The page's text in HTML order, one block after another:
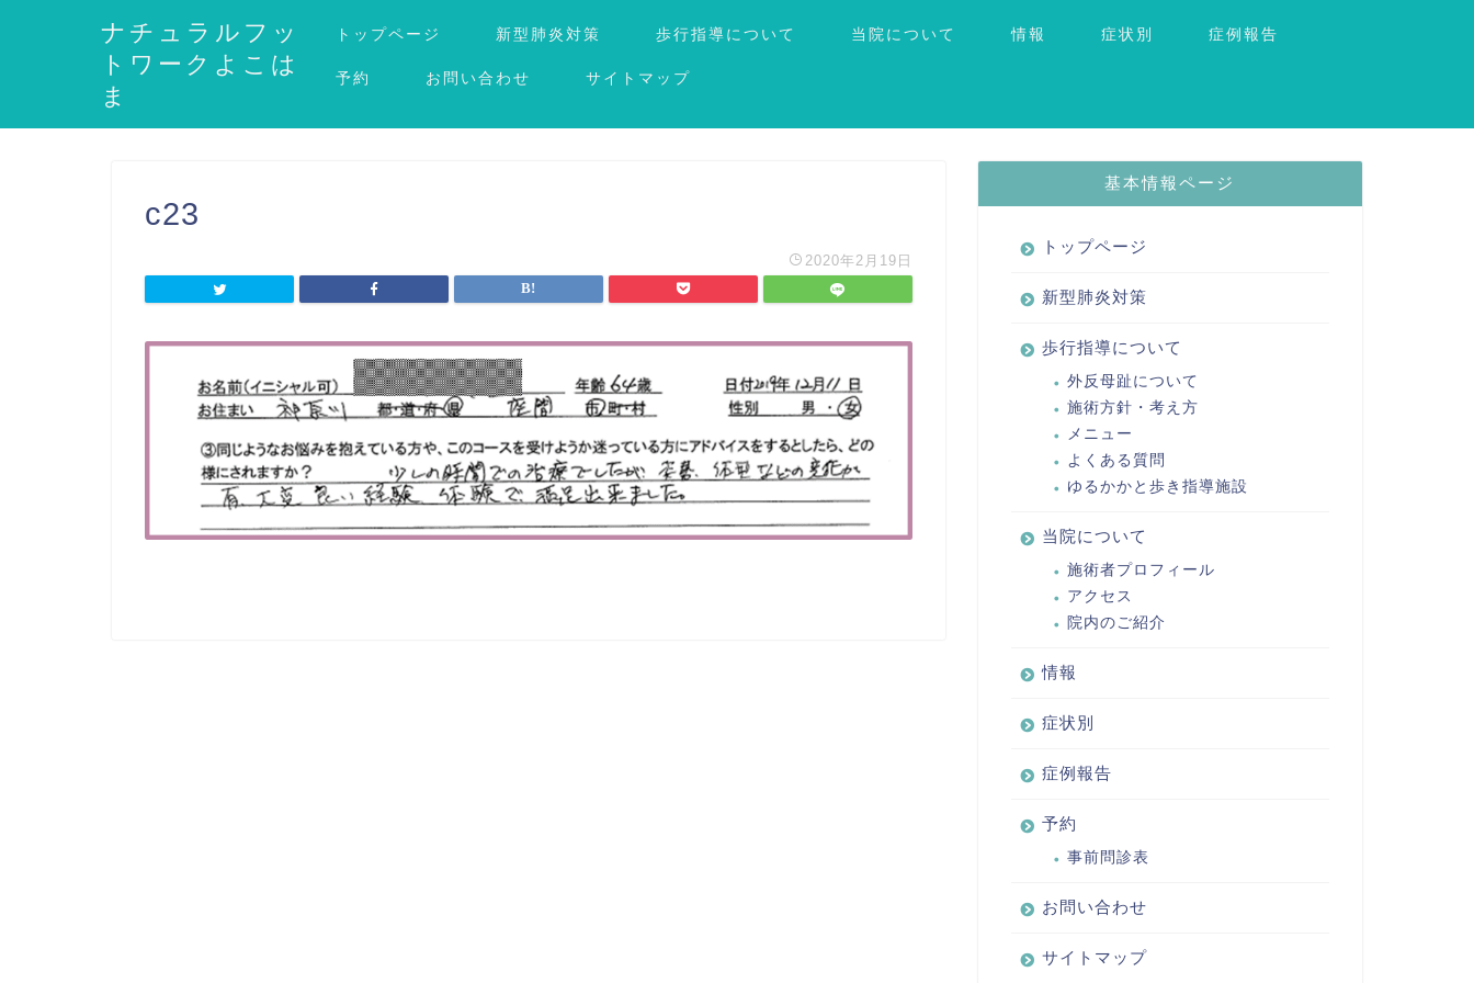
ナチュラルフッ
トワークよこは
ま
トップページ 新型肺炎対策 歩行指導について 当院について 情報 症状別 症例報告
予約 お問い合わせ サイトマップ
c23
2020年2月19日
基本情報ページ
トップページ
新型肺炎対策
歩行指導について
外反母趾について
施術方針・考え方
メニュー
よくある質問
ゆるかかと歩き指導施設
当院について
施術者プロフィール
アクセス
院内のご紹介
情報
症状別
症例報告
予約
事前問診表
お問い合わせ
サイトマップ